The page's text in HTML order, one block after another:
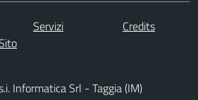
Servizi
Credits
Informatica Srl - Taggia (IM)